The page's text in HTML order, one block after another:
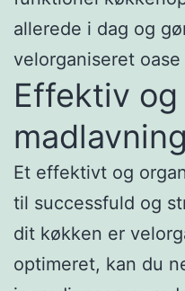
allerede i dag og
velorganiseret
Effektiv
madlavning
Et effektivt og
til successfuld og
dit køkken er
optimeret, kan du